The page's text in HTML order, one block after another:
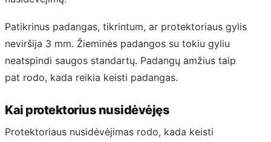
Patikrinus padangas, tikrintum, ar protektoriaus gylis
neviršija 3 mm. Žieminės padangos su tokiu gyliu
neatspindi saugos standartų. Padangų amžius taip
pat rodo, kada reikia keisti padangas.
Kai protektorius nusidėvėjęs
Protektoriaus nusidėvėjimas rodo, kada keisti